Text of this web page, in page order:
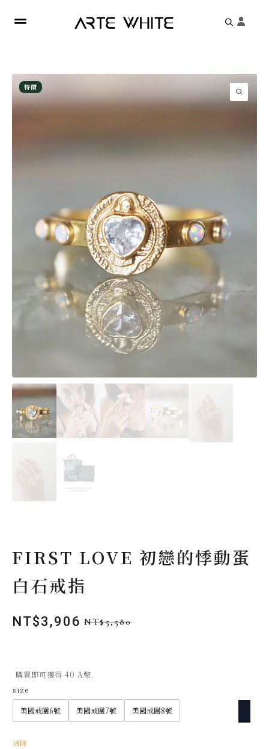
特價
FIRST LOVE 初戀的悸動蛋
白石戒指
NT$5,580
原
格：
NT$5,580。
NT$3,906
目
格：
NT$3,906。
購買即可獲得 40 A幣.
size
美國戒圍6號 美國戒圍7號 美國戒圍8號
清除